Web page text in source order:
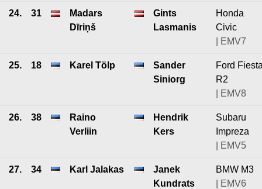
24. 31
Madars
Dīriņš
Gints
Lasmanis
Honda
Civic
| EMV7
25. 18 Karel Tölp
Sander
Siniorg
Ford
R2
| EMV8
26. 38
Raino
Verliin
Hendrik
Kers
Subaru
Impreza
| EMV5
27. 34 Karl Jalakas
Janek
Kundrats
BMW M3
| EMV6